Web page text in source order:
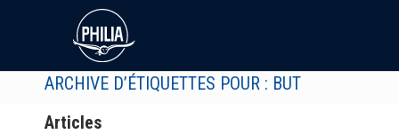
ARCHIVE D’ÉTIQUETTES POUR : BUT
Articles